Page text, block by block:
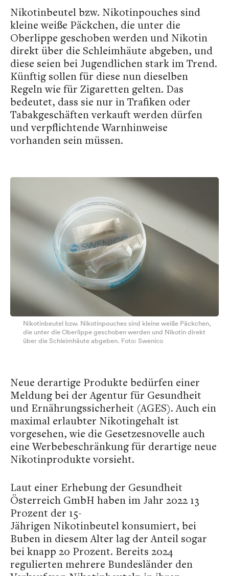
Nikotinbeutel bzw. Nikotinpouches sind
kleine weiße Päckchen, die unter die
Oberlippe geschoben werden und Nikotin
direkt über die Schleimhäute abgeben, und
diese seien bei Jugendlichen stark im Trend.
Künftig sollen für diese nun dieselben
Regeln wie für Zigaretten gelten. Das
bedeutet, dass sie nur in Trafiken oder
Tabakgeschäften verkauft werden dürfen
und verpflichtende Warnhinweise
vorhanden sein müssen.
Nikotinbeutel bzw. Nikotinpouches sind kleine weiße Päckchen,
die unter die Oberlippe geschoben werden und Nikotin direkt
über die Schleimhäute abgeben. Foto: Swenico
Neue derartige Produkte bedürfen einer
Meldung bei der Agentur für Gesundheit
und Ernährungssicherheit (AGES). Auch ein
maximal erlaubter Nikotingehalt ist
vorgesehen, wie die Gesetzesnovelle auch
eine Werbebeschränkung für derartige neue
Nikotinprodukte vorsieht.
Laut einer Erhebung der Gesundheit
Österreich GmbH haben im Jahr 2022 13
Prozent der 15-
Jährigen Nikotinbeutel konsumiert, bei
Buben in diesem Alter lag der Anteil sogar
bei knapp 20 Prozent. Bereits 2024
regulierten mehrere Bundesländer den